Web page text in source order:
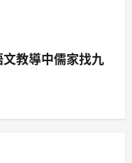
文教導中儒家找九